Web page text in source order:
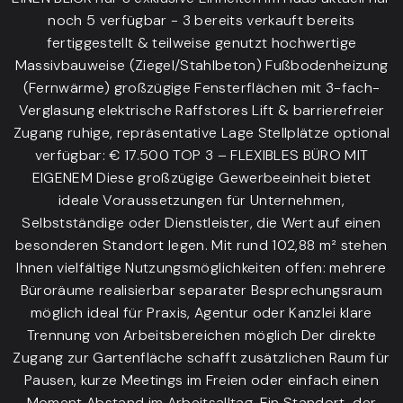
noch 5 verfügbar - 3 bereits verkauft bereits
fertiggestellt & teilweise genutzt hochwertige
Massivbauweise (Ziegel/Stahlbeton) Fußbodenheizung
(Fernwärme) großzügige Fensterflächen mit 3-fach-
Verglasung elektrische Raffstores Lift & barrierefreier
Zugang ruhige, repräsentative Lage Stellplätze optional
verfügbar: € 17.500 TOP 3 – FLEXIBLES BÜRO MIT
EIGENEM Diese großzügige Gewerbeeinheit bietet
ideale Voraussetzungen für Unternehmen,
Selbstständige oder Dienstleister, die Wert auf einen
besonderen Standort legen. Mit rund 102,88 m² stehen
Ihnen vielfältige Nutzungsmöglichkeiten offen: mehrere
Büroräume realisierbar separater Besprechungsraum
möglich ideal für Praxis, Agentur oder Kanzlei klare
Trennung von Arbeitsbereichen möglich Der direkte
Zugang zur Gartenfläche schafft zusätzlichen Raum für
Pausen, kurze Meetings im Freien oder einfach einen